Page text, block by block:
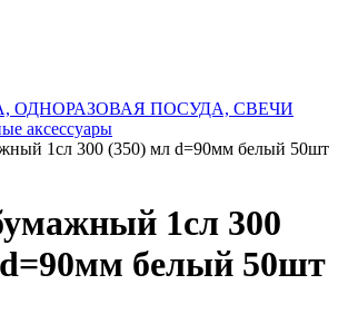
ОДНОРАЗОВАЯ ПОСУДА, СВЕЧИ
аксессуары
1сл 300 (350) мл d=90мм белый 50шт
1сл 300
белый 50шт